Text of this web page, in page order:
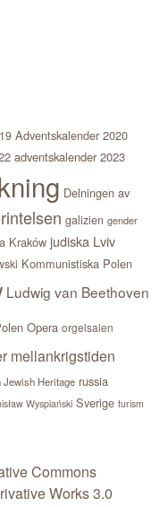
Adventskalender 2020
adventskalender 2023
Delningen av
galizien gender
Kraków judiska Lviv
Kommunistiska Polen
Ludwig van Beethoven
Opera orgelsalen
mellankrigstiden
Jewish Heritage russia
Wyspiański Sverige turism
Commons
Works 3.0